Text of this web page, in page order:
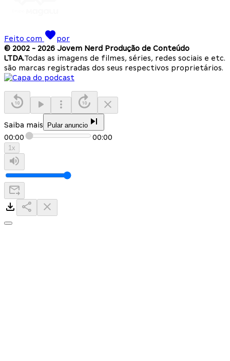
Feito com
por
© 2002 - 2026 Jovem Nerd Produção de Conteúdo
LTDA.Todas as imagens de filmes, séries, redes sociais e etc.
são marcas registradas dos seus respectivos proprietários.
Saiba mais Pular anuncio
00:00 00:00
1x